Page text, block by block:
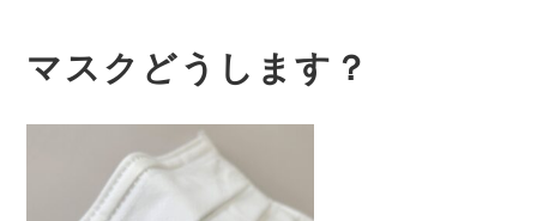
マスクどうします？